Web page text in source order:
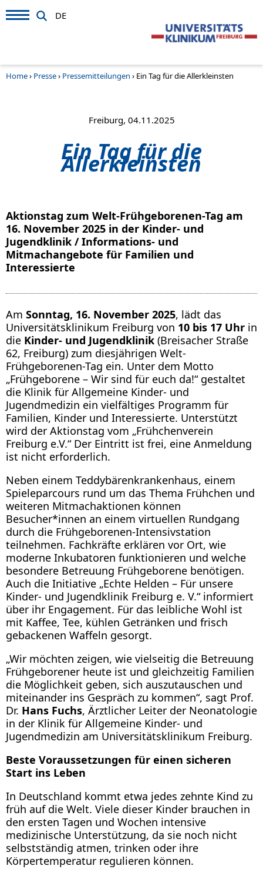
DE
Home› Presse› Pressemitteilungen › Ein Tag für die Allerkleinsten
Freiburg, 04.11.2025
Ein Tag für die
Allerkleinsten
Aktionstag zum Welt-Frühgeborenen-Tag am
16. November 2025 in der Kinder- und
Jugendklinik / Informations- und
Mitmachangebote für Familien und
Interessierte
Am Sonntag, 16. November 2025, lädt das
Universitätsklinikum Freiburg von 10 bis 17 Uhr in
die Kinder- und Jugendklinik (Breisacher Straße
62, Freiburg) zum diesjährigen Welt-
Frühgeborenen-Tag ein. Unter dem Motto
„Frühgeborene – Wir sind für euch da!“ gestaltet
die Klinik für Allgemeine Kinder- und
Jugendmedizin ein vielfältiges Programm für
Familien, Kinder und Interessierte. Unterstützt
wird der Aktionstag vom „Frühchenverein
Freiburg e.V.“ Der Eintritt ist frei, eine Anmeldung
ist nicht erforderlich.
Neben einem Teddybärenkrankenhaus, einem
Spieleparcours rund um das Thema Frühchen und
weiteren Mitmachaktionen können
Besucher*innen an einem virtuellen Rundgang
durch die Frühgeborenen-Intensivstation
teilnehmen. Fachkräfte erklären vor Ort, wie
moderne Inkubatoren funktionieren und welche
besondere Betreuung Frühgeborene benötigen.
Auch die Initiative „Echte Helden – Für unsere
Kinder- und Jugendklinik Freiburg e. V.“ informiert
über ihr Engagement. Für das leibliche Wohl ist
mit Kaffee, Tee, kühlen Getränken und frisch
gebackenen Waffeln gesorgt.
„Wir möchten zeigen, wie vielseitig die Betreuung
Frühgeborener heute ist und gleichzeitig Familien
die Möglichkeit geben, sich auszutauschen und
miteinander ins Gespräch zu kommen“, sagt Prof.
Dr. Hans Fuchs, Ärztlicher Leiter der Neonatologie
in der Klinik für Allgemeine Kinder- und
Jugendmedizin am Universitätsklinikum Freiburg.
Beste Voraussetzungen für einen sicheren
Start ins Leben
In Deutschland kommt etwa jedes zehnte Kind zu
früh auf die Welt. Viele dieser Kinder brauchen in
den ersten Tagen und Wochen intensive
medizinische Unterstützung, da sie noch nicht
selbstständig atmen, trinken oder ihre
Körpertemperatur regulieren können.